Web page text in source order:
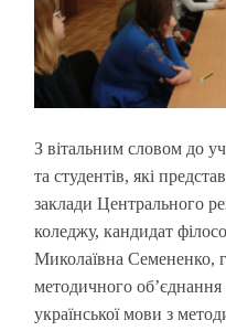
З вітальним словом до
та студентів, які
заклади Центрального
коледжу, кандидат
Миколаївна Семененко,
методичного об’єднання
української мови з